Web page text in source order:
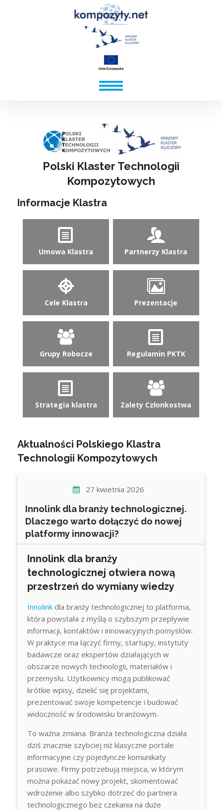
Polski Klaster Technologii
Kompozytowych
Informacje Klastra
Umowa Klastra Partnerzy Klastra
Cele Klastra Prezentacje
Grupy Robocze Regulamin PKTK
Strategia klastra Zalety Członkostwa
Aktualności Polskiego Klastra
Technologii Kompozytowych
27 kwietnia 2026
Innolink dla branży technologicznej.
Dlaczego warto dołączyć do nowej
platformy innowacji?
Innolink dla branży
technologicznej otwiera nową
przestrzeń do wymiany wiedzy
Innolink dla branży technologicznej to platforma,
która powstała z myślą o szybszym przepływie
informacji, kontaktów i innowacyjnych pomysłów.
W praktyce ma łączyć firmy, startupy, instytuty
badawcze oraz ekspertów działających w
obszarze nowych technologii, materiałów i
przemysłu. Użytkownicy mogą publikować
krótkie wpisy, dzielić się projektami,
prezentować swoje kompetencje i budować
widoczność w środowisku branżowym.
To ważna zmiana. Branża technologiczna działa
dziś znacznie szybciej niż klasyczne portale
informacyjne czy pojedyncze komunikaty
prasowe. Firmy potrzebują miejsca, w którym
można pokazać nowy projekt, skomentować
wdrożenie albo szybko dotrzeć do partnera
technologicznego bez czekania na duże